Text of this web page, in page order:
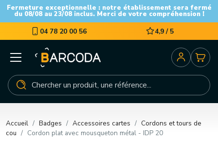
Fermeture exceptionnelle : notre établissement sera fermé
du 08/08 au 23/08 inclus. Merci de votre compréhension !
04 78 20 00 56 4,9 / 5
Accueil Badges Accessoires cartes
Cordons et tours de
cou
Cordon plat avec mousqueton métal - IDP 20